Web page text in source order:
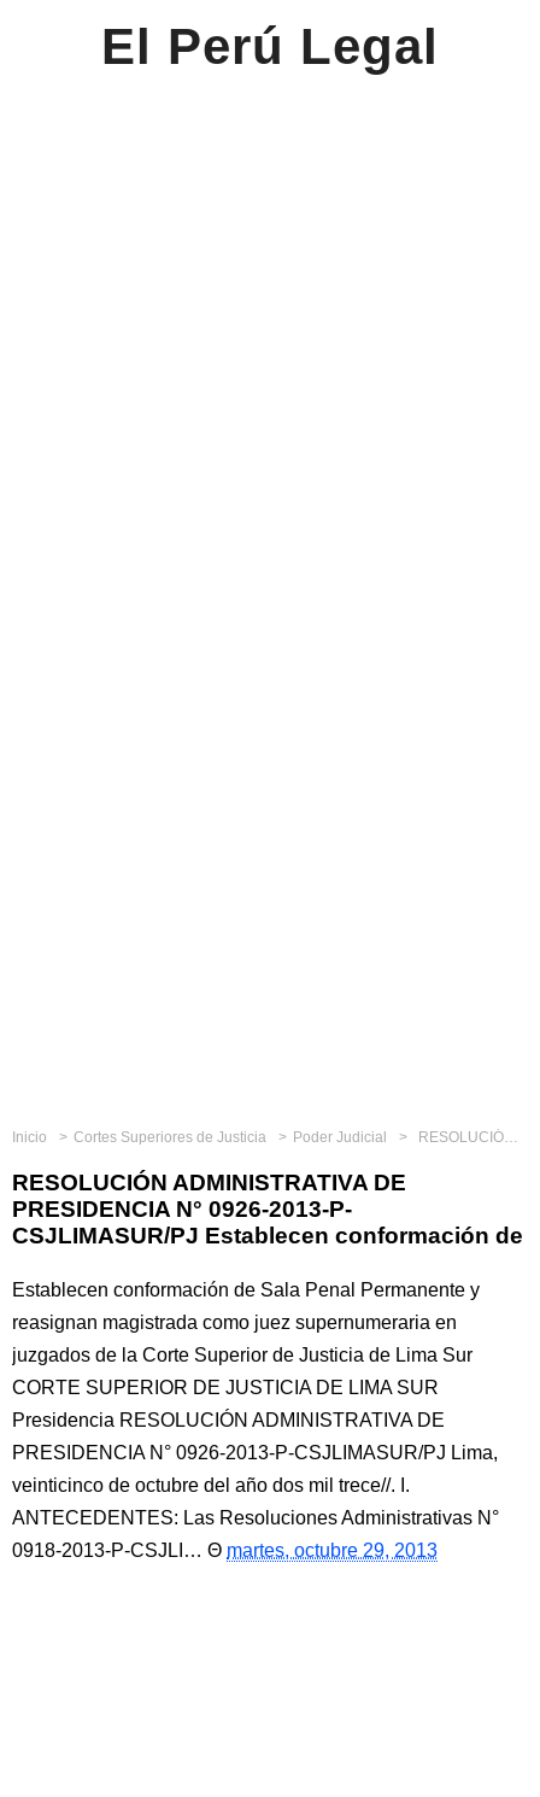
El Perú Legal
Inicio Cortes Superiores de Justicia Poder Judicial RESOLUCIÓN ADMINISTRATIVA DE PRESIDENCIA N° 0926-2013-P-CSJLIMASUR/PJ Establecen conformación de
RESOLUCIÓN ADMINISTRATIVA DE
PRESIDENCIA N° 0926-2013-P-
CSJLIMASUR/PJ Establecen conformación de
Establecen conformación de Sala Penal Permanente y
reasignan magistrada como juez supernumeraria en
juzgados de la Corte Superior de Justicia de Lima Sur
CORTE SUPERIOR DE JUSTICIA DE LIMA SUR
Presidencia RESOLUCIÓN ADMINISTRATIVA DE
PRESIDENCIA N° 0926-2013-P-CSJLIMASUR/PJ Lima,
veinticinco de octubre del año dos mil trece//. I.
ANTECEDENTES: Las Resoluciones Administrativas N°
0918-2013-P-CSJLI…
martes, octubre 29, 2013